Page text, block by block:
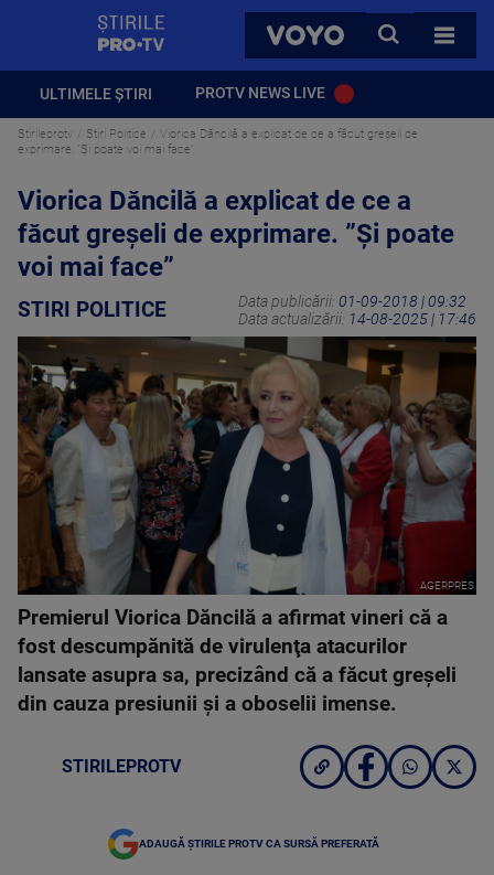
VOYO
CAUTA
TOATE
ULTIMELE ȘTIRI PROTV NEWS LIVE
Stirileprotv Stiri Politice
Viorica Dăncilă a explicat de ce a făcut greșeli de
exprimare. ”Și poate voi mai face”
Viorica Dăncilă a explicat de ce a
făcut greșeli de exprimare. ”Și poate
voi mai face”
STIRI POLITICE Data publicării: 01-09-2018 | 09:32
Data actualizării: 14-08-2025 | 17:46
AGERPRES
Premierul Viorica Dăncilă a afirmat vineri că a
fost descumpănită de virulenţa atacurilor
lansate asupra sa, precizând că a făcut greşeli
din cauza presiunii şi a oboselii imense.
STIRILEPROTV
ADAUGĂ ȘTIRILE PROTV CA SURSĂ PREFERATĂ